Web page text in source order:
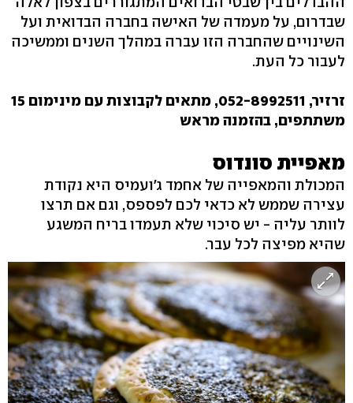
שבדרום, על מעמדה של האישה בחברה הבדואית ועל
השינויים שהחברה הזו עברה במהלך השנים וממשיכה
לעבור כל העת.
זרזיר, 052-8992511, מתאים לקבוצות עם מינימום 15
משתתפים, בהזמנה מראש
מאפיית סונדוס
המכולת והמאפייה של אחמד ג'ועמיס היא נקודת
עצירה שממש לא כדאי לכם לפספס, וגם אם תרצו
לוותר עליה - יש סיכוי שלא תעמדו בריח המשגע
שהיא מפיצה לכל עבר.